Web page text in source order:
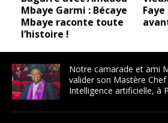
bandit m’a causé
beaucoup de tort »
Notre camarade et ami
valider son Mastère
Intelligence artificielle, à